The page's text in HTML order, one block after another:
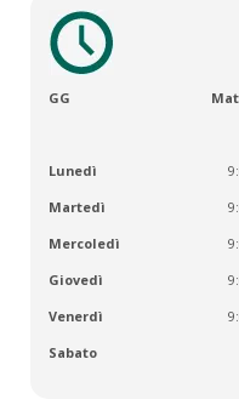
GG
Lunedì
Martedì
Mercoledì
Giovedì
Venerdì
Sabato